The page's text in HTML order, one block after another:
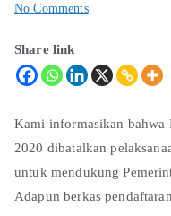
No Comments
Share link
Kami informasikan bahwa
2020 dibatalkan
untuk mendukung
Adapun berkas